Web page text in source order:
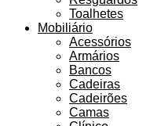
Toalhetes
Mobiliário
Acessórios
Armários
Bancos
Cadeiras
Cadeirões
Camas